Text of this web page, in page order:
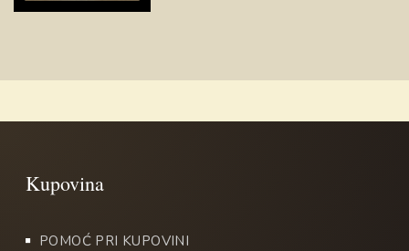
POMOĆ PRI KUPOVINI